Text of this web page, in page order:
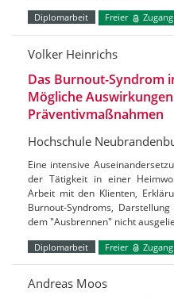
Diplomarbeit Freier Zugang
Volker Heinrichs
Das Burnout-Syndrom
Mögliche
Präventivmaßnahmen
Hochschule
Eine intensive
der Tätigkeit in einer
Arbeit mit den Klienten,
Burnout-Syndroms,
dem "Ausbrennen" nicht
Diplomarbeit Freier Zugang
Andreas Moos